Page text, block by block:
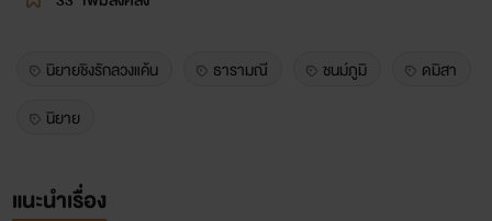
นิยายชิงรักลวงแค้น ธารามณี ชนม์ภูมิ
ดมิสา
นิยาย
แนะนำเรื่อง